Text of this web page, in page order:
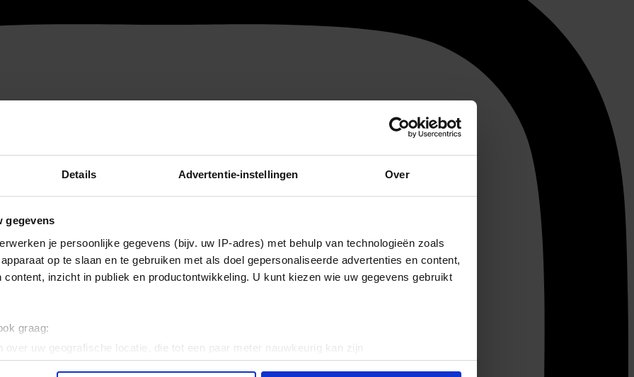
Details Advertentie-instellingen Over
gegevens
je persoonlijke gegevens (bijv. uw IP-adres) met behulp van technologieën zoals
op te slaan en te gebruiken met als doel gepersonaliseerde advertenties en content,
content, inzicht in publiek en productontwikkeling. U kunt kiezen wie uw gegevens gebruikt
graag:
over uw geografische locatie, die tot een paar meter nauwkeurig kan zijn
door het actief te scannen op specifieke eigenschappen (fingerprinting)